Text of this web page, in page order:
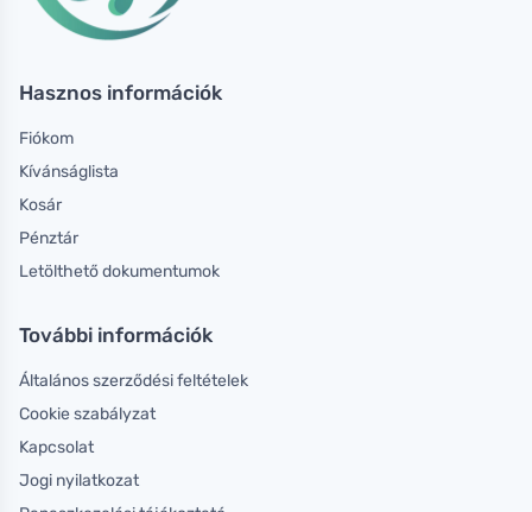
Hasznos információk
Fiókom
Kívánságlista
Kosár
Pénztár
Letölthető dokumentumok
További információk
Általános szerződési feltételek
Cookie szabályzat
Kapcsolat
Jogi nyilatkozat